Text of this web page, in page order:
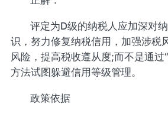
评定为D级的纳税人应加深对
识，努力修复纳税信用，加强涉税
风险，提高税收遵从度;而不是通过
方法试图躲避信用等级管理。
政策依据